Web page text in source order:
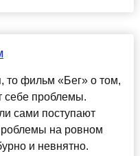
то фильм «Бег» о том,
себе проблемы.
сами поступают
на ровном
и невнятно.